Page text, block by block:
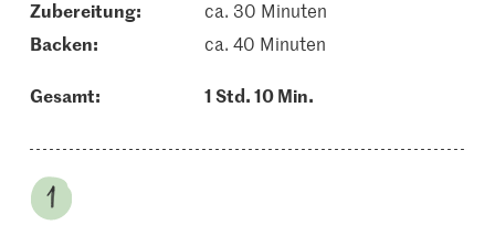
Zubereitung:
ca. 30 Minuten
backen:
ca. 40 Minuten
Gesamt: 1 Std. 10 Min.